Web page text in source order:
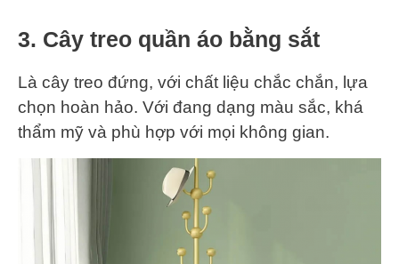
3. Cây treo quần áo bằng sắt
Là cây treo đứng, với chất liệu chắc chắn, lựa
chọn hoàn hảo. Với đang dạng màu sắc, khá
thẩm mỹ và phù hợp với mọi không gian.